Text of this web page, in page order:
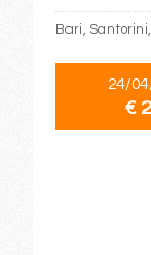
Bari,
24/
€